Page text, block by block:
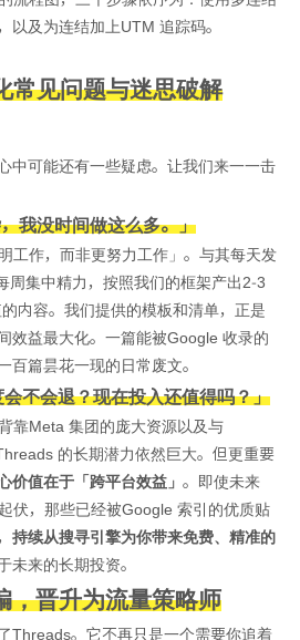
以及为连结加上UTM 追踪码。
常见问题与迷思破解
中可能还有一些疑虑。让我们来一一击
我没时间做这么多。」
工作，而非更努力工作」。与其每天发
周集中精力，按照我们的框架产出2-3
内容。我们提供的模板和清单，正是
效益最大化。一篇能被Google 收录的
百篇昙花一现的日常废文。
不会退？现在投入还值得吗？」
靠Meta 集团的庞大资源以及与
的长期潜力依然巨大。但更重要
价值在于「跨平台效益」 。即使未来
伏，那些已经被Google 索引的优质贴
持续从搜寻引擎为你带来免费、精准的
未来的长期投资。
，晋升为流量策略师
Threads。它不再只是一个需要你追着